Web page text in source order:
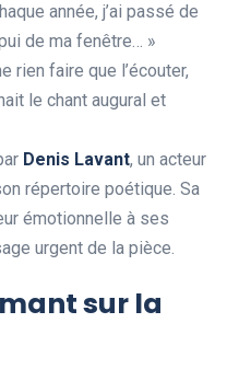
année, j’ai passé de
de ma fenêtre… »
rien faire que l’écouter,
le chant augural et
Denis Lavant, un acteur
répertoire poétique. Sa
émotionnelle à ses
urgent de la pièce.
sur la